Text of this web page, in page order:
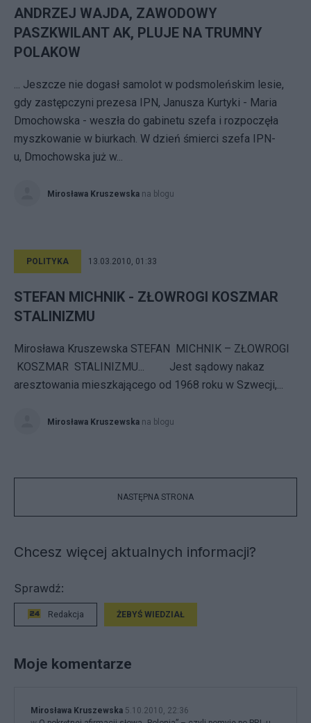
ANDRZEJ WAJDA, ZAWODOWY
PASZKWILANT AK, PLUJE NA TRUMNY
POLAKOW
... Jeszcze nie dogasł samolot w podsmoleńskim lesie,
gdy zastępczyni prezesa IPN, Janusza Kurtyki - Maria
Dmochowska - weszła do gabinetu szefa i rozpoczęła
myszkowanie w biurkach. W dzień śmierci szefa IPN-
u, Dmochowska już w...
Mirosława Kruszewska na blogu
POLITYKA 13.03.2010, 01:33
STEFAN MICHNIK - ZŁOWROGI KOSZMAR
STALINIZMU
Mirosława Kruszewska STEFAN MICHNIK – ZŁOWROGI
KOSZMAR STALINIZMU... Jest sądowy nakaz
aresztowania mieszkającego od 1968 roku w Szwecji,...
Mirosława Kruszewska na blogu
NASTĘPNA STRONA
Chcesz więcej aktualnych informacji?
Sprawdź:
Redakcja ŻEBYŚ WIEDZIAŁ
Moje komentarze
Mirosława Kruszewska 5.10.2010, 22:36